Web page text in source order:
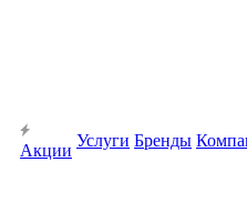
Акции
Услуги Бренды